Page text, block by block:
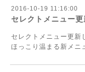
2016-10-19 11:16:00
セレクトメニュー
セレクトメニュー更新
ほっこり温まる新メニ